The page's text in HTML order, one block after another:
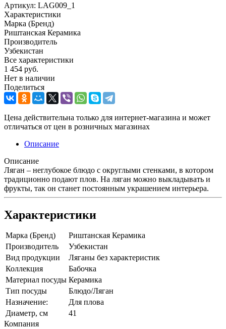
Артикул: LAG009_1
Характеристики
Марка (Бренд)
Риштанская Керамика
Производитель
Узбекистан
Все характеристики
1 454 руб.
Нет в наличии
Поделиться
Цена действительна только для интернет-магазина и может
отличаться от цен в розничных магазинах
Описание
Описание
Ляган – неглубокое блюдо с округлыми стенками, в котором
традиционно подают плов. На ляган можно выкладывать и
фрукты, так он станет постоянным украшением интерьера.
Характеристики
Марка (Бренд)
Риштанская Керамика
Производитель
Узбекистан
Вид продукции
Ляганы без характеристик
Коллекция
Бабочка
Материал посуды Керамика
Тип посуды
Блюдо/Ляган
Назначение:
Для плова
Диаметр, см
41
Компания